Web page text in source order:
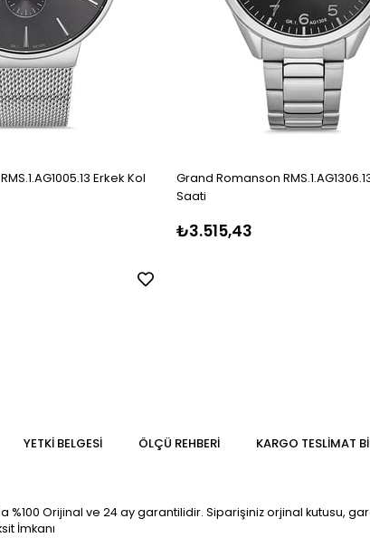
Erkek Kol
Grand Romanson
Saati
₺3.515,43
YETKİ BELGESİ ÖLÇÜ REHBERI KARGO TESLIMAT
%100 Orijinal ve 24 ay garantilidir. Siparişiniz orjinal kutusu,
İmkanı